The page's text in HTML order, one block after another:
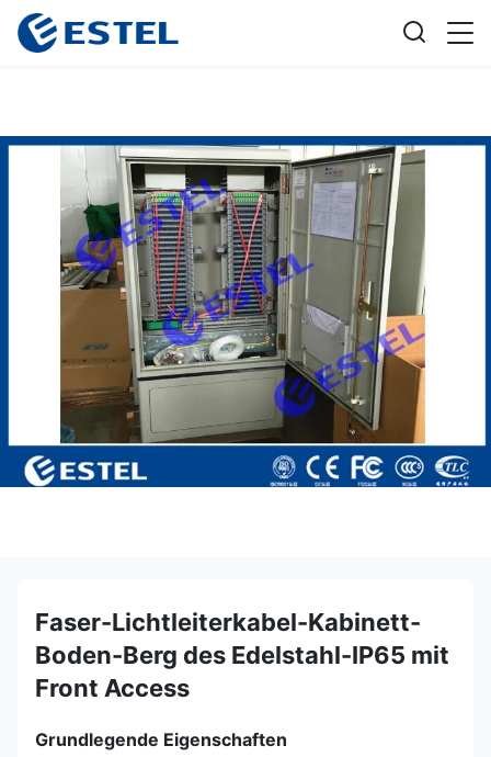
Faser-Lichtleiterkabel-Kabinett-
Boden-Berg des Edelstahl-IP65 mit
Front Access
Grundlegende Eigenschaften